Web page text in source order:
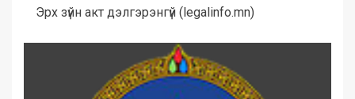
Эрх зүйн акт дэлгэрэнгүй (legalinfo.mn)